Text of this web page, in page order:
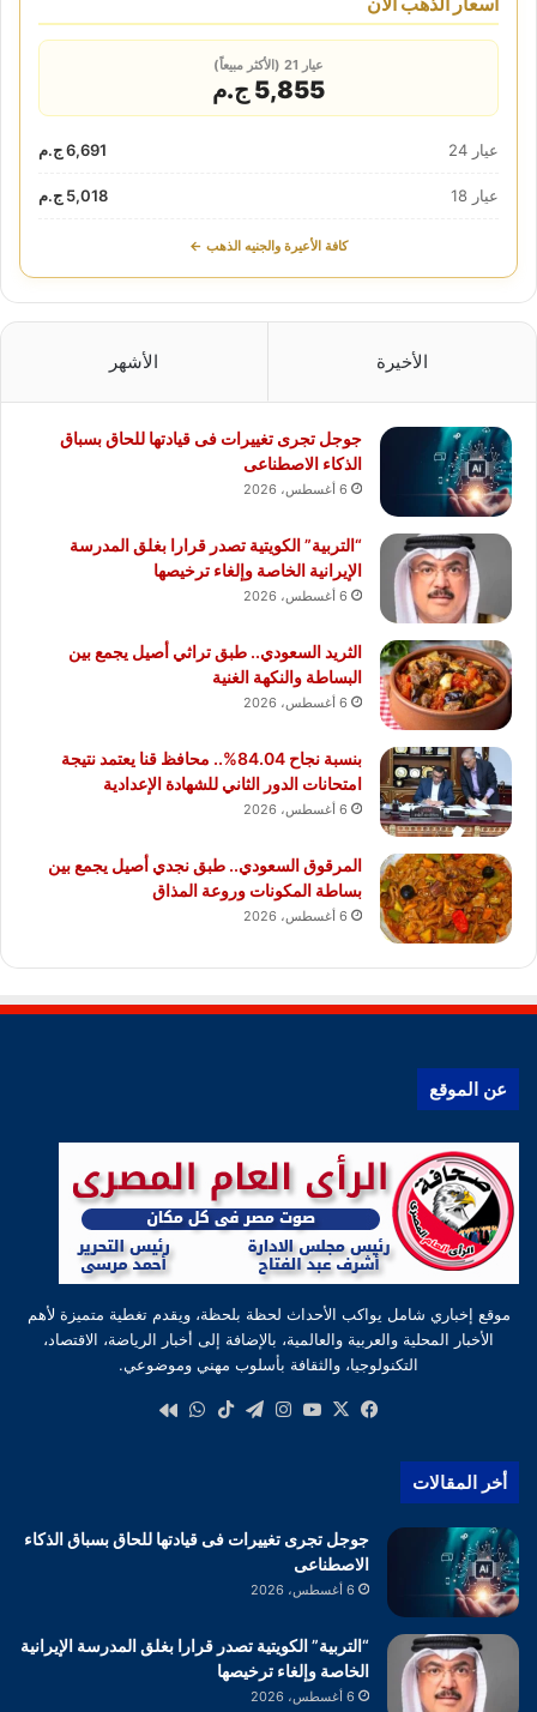
عيار 21 (الأكثر مبيعاً)
5,855 ج.م
عيار 24 6,691 ج.م
عيار 18 5,018 ج.م
كافة الأعيرة والجنيه الذهب ←
الأخيرة الأشهر
جوجل تجرى تغييرات فى قيادتها للحاق بسباق
الذكاء الاصطناعى
6 أغسطس، 2026
“التربية” الكويتية تصدر قرارا بغلق المدرسة
الإيرانية الخاصة وإلغاء ترخيصها
6 أغسطس، 2026
الثريد السعودي.. طبق تراثي أصيل يجمع بين
البساطة والنكهة الغنية
6 أغسطس، 2026
بنسبة نجاح 84.04%.. محافظ قنا يعتمد نتيجة
امتحانات الدور الثاني للشهادة الإعدادية
6 أغسطس، 2026
المرقوق السعودي.. طبق نجدي أصيل يجمع بين
بساطة المكونات وروعة المذاق
6 أغسطس، 2026
عن الموقع
موقع إخباري شامل يواكب الأحداث لحظة بلحظة، ويقدم تغطية متميزة لأهم
الأخبار المحلية والعربية والعالمية، بالإضافة إلى أخبار الرياضة، الاقتصاد،
التكنولوجيا، والثقافة بأسلوب مهني وموضوعي.
فيسبوك
‫X
‫YouTube
انستقرام
تيلقرام‫TikTokواتساب
أخر المقالات
جوجل تجرى تغييرات فى قيادتها للحاق بسباق الذكاء
الاصطناعى
6 أغسطس، 2026
“التربية” الكويتية تصدر قرارا بغلق المدرسة الإيرانية
الخاصة وإلغاء ترخيصها
6 أغسطس، 2026